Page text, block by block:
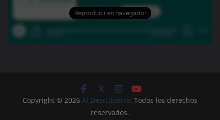
Copyright © 2026 Al Descubierto. Todos los derechos
reservados.